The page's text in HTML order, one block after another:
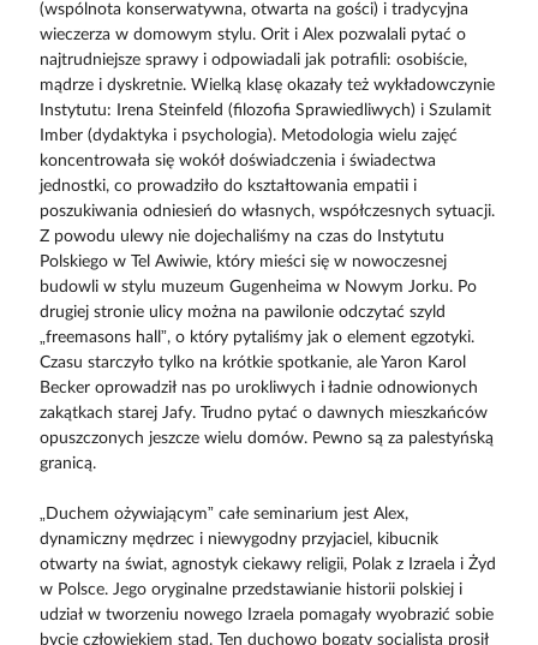
(wspólnota konserwatywna, otwarta na gości) i tradycyjna
wieczerza w domowym stylu. Orit i Alex pozwalali pytać o
najtrudniejsze sprawy i odpowiadali jak potrafili: osobiście,
mądrze i dyskretnie. Wielką klasę okazały też wykładowczynie
Instytutu: Irena Steinfeld (filozofia Sprawiedliwych) i Szulamit
Imber (dydaktyka i psychologia). Metodologia wielu zajęć
koncentrowała się wokół doświadczenia i świadectwa
jednostki, co prowadziło do kształtowania empatii i
poszukiwania odniesień do własnych, współczesnych sytuacji.
Z powodu ulewy nie dojechaliśmy na czas do Instytutu
Polskiego w Tel Awiwie, który mieści się w nowoczesnej
budowli w stylu muzeum Gugenheima w Nowym Jorku. Po
drugiej stronie ulicy można na pawilonie odczytać szyld
„freemasons hall”, o który pytaliśmy jak o element egzotyki.
Czasu starczyło tylko na krótkie spotkanie, ale Yaron Karol
Becker oprowadził nas po urokliwych i ładnie odnowionych
zakątkach starej Jafy. Trudno pytać o dawnych mieszkańców
opuszczonych jeszcze wielu domów. Pewno są za palestyńską
granicą.
„Duchem ożywiającym” całe seminarium jest Alex,
dynamiczny mędrzec i niewygodny przyjaciel, kibucnik
otwarty na świat, agnostyk ciekawy religii, Polak z Izraela i Żyd
w Polsce. Jego oryginalne przedstawianie historii polskiej i
udział w tworzeniu nowego Izraela pomagały wyobrazić sobie
bycie człowiekiem stąd. Ten duchowo bogaty socjalista prosił